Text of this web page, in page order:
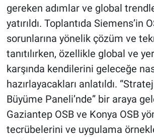
gereken adımlar ve global
yatırıldı. Toplantıda Siemens’in
sorunlarına yönelik çözüm ve
tanıtılırken, özellikle global ve
karşında kendilerini geleceğe
hazırlayacakları anlatıldı.
Büyüme Paneli’nde” bir araya
Gaziantep OSB ve Konya OSB
tecrübelerini ve uygulama